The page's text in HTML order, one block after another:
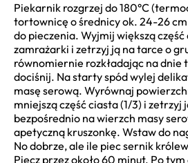
Piekarnik rozgrzej do 180°C
tortownicę o średnicy ok. 24-26
do pieczenia. Wyjmij większą część
zamrażarki i zetrzyj ją na tarce o
równomiernie rozkładając na dnie
dociśnij. Na starty spód wylej
masę serową. Wyrównaj
mniejszą część ciasta (1/3) i zetrzyj
bezpośrednio na wierzch masy
apetyczną kruszonkę. Wstaw do
No dobrze, ale ile piec sernik
Piecz przez około 60 minut. Po